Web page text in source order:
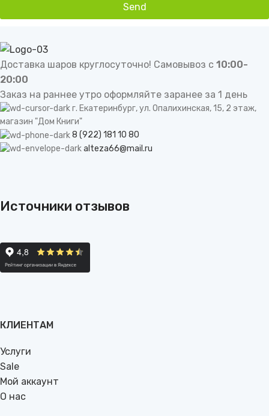
Send
This
should
be
left
blank
Доставка шаров круглосуточно! Самовывоз с 10:00-
20:00
Заказ на раннее утро оформляйте заранее за 1 день
г. Екатеринбург, ул. Опалихинская, 15, 2 этаж,
магазин "Дом Книги"
8 (922) 181 10 80
alteza66@mail.ru
Источники отзывов
КЛИЕНТАМ
Услуги
Sale
Мой аккаунт
О нас